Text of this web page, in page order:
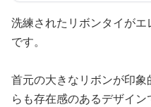
洗練されたリボンタイが
です。
首元の大きなリボンが印
らも存在感のあるデザイン